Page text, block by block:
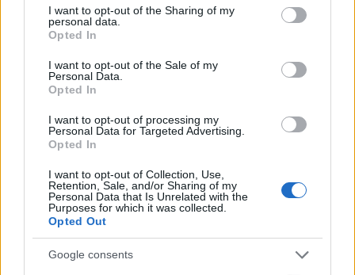
not limited to your visit or usage behaviour. You may click to
grant or deny consent to Google and its third-party tags to
use your data for below specified purposes in below Google
consent section.
I want to opt-out of the Sharing of my
personal data.
Opted In
I want to opt-out of the Sale of my
Personal Data.
Opted In
I want to opt-out of processing my
Personal Data for Targeted Advertising.
Opted In
I want to opt-out of Collection, Use,
Retention, Sale, and/or Sharing of my
Personal Data that Is Unrelated with the
Purposes for which it was collected.
Opted Out
Google consents
bentmaradt három csapat mérkőzik, a feladat: "egy
nagy egyterű ipari jellegű épület különböző
részeinek berendezése más-más funkció alapján, de
együttműködve, egységes képet alkotva, a
megrendelő kívánságai szerint".
A műsorvezető Nyúl Zsuzsi lesz, aki nagyon jól viszi
ezt a műsort, a zsűri tagjai pedig: Osvárt Judit a
H.O.M.E. magazin főszerkesztője, Konnerth Zita
enteriőr stylist, Elek Márton belsőépítész.
Mi már láttuk az első epizódot, külön kritikában
meg is emlékezünk majd róla, akit érdekel a
lakberendezés, az biztos élvezni fogja, engem
mondjuk tökéletesen hidegen hagy, viszont szeretem